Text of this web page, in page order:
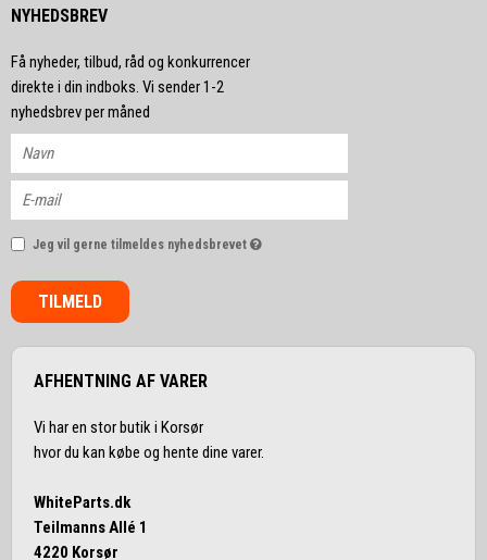
NYHEDSBREV
Få nyheder, tilbud, råd og konkurrencer
direkte i din indboks. Vi sender 1-2
nyhedsbrev per måned
Jeg vil gerne tilmeldes nyhedsbrevet
TILMELD
AFHENTNING AF VARER
Vi har en stor butik i Korsør
hvor du kan købe og hente dine varer.
WhiteParts.dk
Teilmanns Allé 1
4220 Korsør